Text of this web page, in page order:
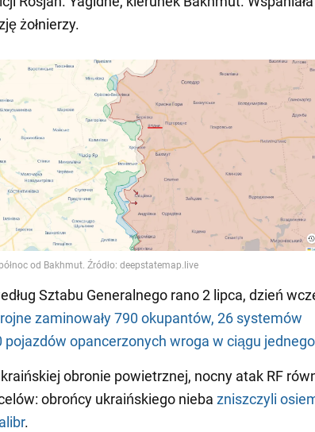
żołnierzy.
Sztabu Generalnego rano 2 lipca, dzień
zaminowały 790 okupantów, 26 systemów
pojazdów opancerzonych wroga w ciągu
obronie powietrznej, nocny atak RF
obrońcy ukraińskiego nieba zniszczyli
.